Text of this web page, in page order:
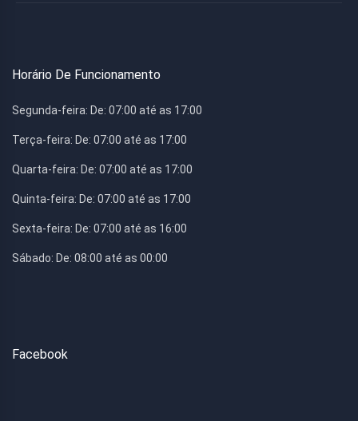
Horário De Funcionamento
Segunda-feira: De: 07:00 até as 17:00
Terça-feira: De: 07:00 até as 17:00
Quarta-feira: De: 07:00 até as 17:00
Quinta-feira: De: 07:00 até as 17:00
Sexta-feira: De: 07:00 até as 16:00
Sábado: De: 08:00 até as 00:00
Facebook